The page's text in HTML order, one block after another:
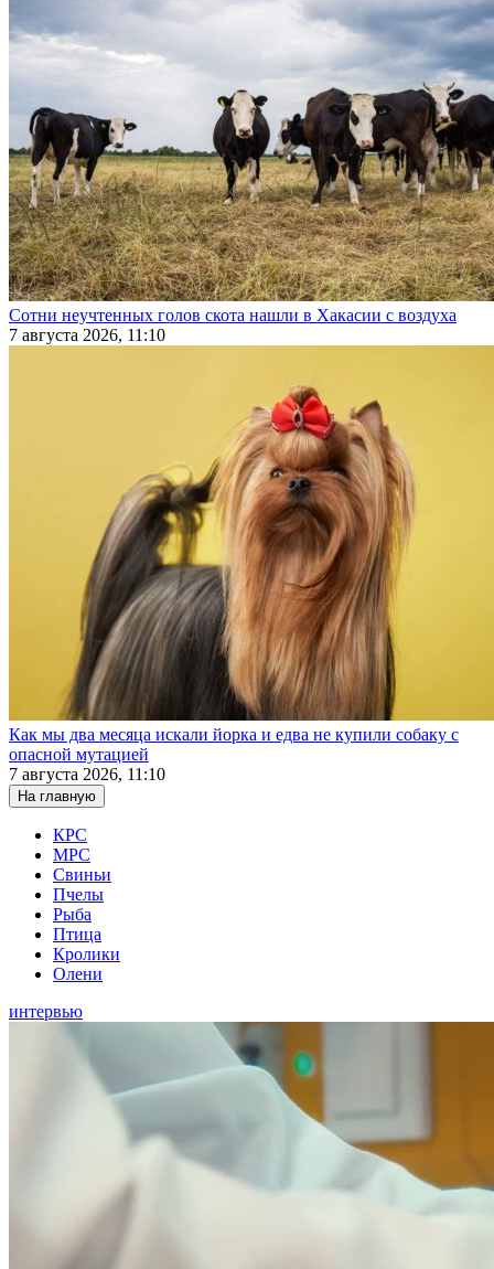
Сотни неучтенных голов скота нашли в Хакасии с воздуха
7 августа 2026, 11:10
Как мы два месяца искали йорка и едва не купили собаку с
опасной мутацией
7 августа 2026, 11:10
На главную
КРС
МРС
Свиньи
Пчелы
Рыба
Птица
Кролики
Олени
интервью